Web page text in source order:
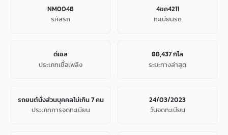
NM0048
รหัสรถ
4ขค4211
ทะเบียนรถ
ดีเซล
ประเภทเชื้อเพลิง
88,437 กิโล
ระยะทางล่าสุด
รถยนต์นั่งส่วนบุคคลไม่เกิน 7 คน
ประเภทการจดทะเบียน
24/03/2023
วันจดทะเบียน